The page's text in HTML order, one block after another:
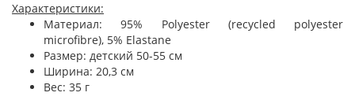
Характеристики:
Материал: 95% Polyester (recycled polyester
microfibre), 5% Elastane
Размер: детский 50-55 см
Ширина: 20,3 см
Вес: 35 г